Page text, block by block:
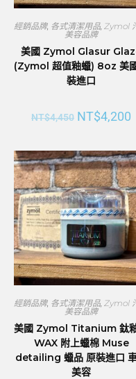
經銷品牌, 各式清潔用品, Zymol
美容品牌
美國 Zymol Glasur
(Zymol 超值釉蠟) 8oz 美
裝進口
NT$4,450 NT$4,200
經銷品牌, 各式清潔用品, Zymol
美容品牌
美國 Zymol Titanium 鈦
WAX 附上蠟棉 Muse
detailing 蠟品 原裝進口
美容